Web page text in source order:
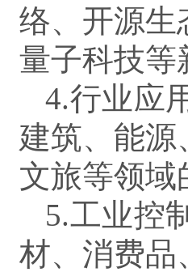
络、开源生
量子科技等
4.行业应
建筑、能源
文旅等领域
5.工业控
材、消费品